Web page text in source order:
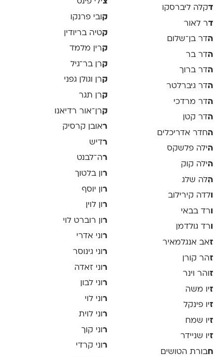
דקלה ליברסקו
דר לאור
הדר בן־שלום
הדר בר
הדר ברוך
הדר גיברלטר
הדר מרדכי
הדר קטן
החדר אדריכלים
הילה פלשקס
הילה קוק
הִלה שלג
לדה קירילוב
רד בבאי
ורד גולדמן
זאב אנגלמאיר
זהר קורן
זוהר וינר
זיו משה
זיו פינקל
זיו שמח
זיו שניידר
חבורת הטושים
צילי פינס
ק ובי פרנקו
קטיה בריודין
קרין מלמד
קרן בר־גיל
קרן וגולן גפני
קרן תגר
קרן־אור רדיאנו
ראובן קרסיק
רדיש
רה־לבנט
ר ון בלטוך
רון יוסף
ר ון לוין
ר ון רוברט לוי
רוני אדרי
ר וני גינוסר
רוני זאדה
ר וני לבון
ר וני לוי
רוני לוית
ר וני קוך
רוני קרדי